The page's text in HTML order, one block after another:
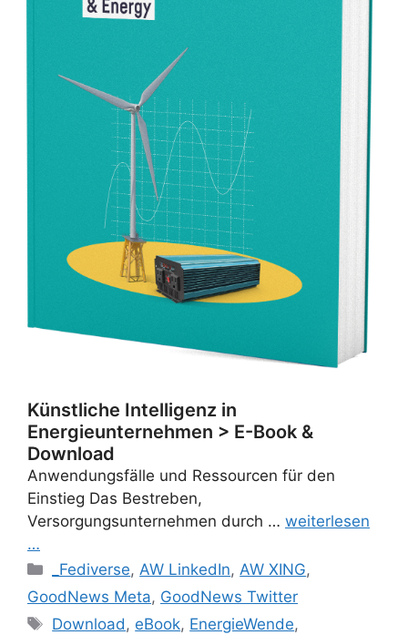
Künstliche Intelligenz in
Energieunternehmen > E-Book &
Download
Anwendungsfälle und Ressourcen für den
Einstieg Das Bestreben,
Versorgungsunternehmen durch … weiterlesen
…
Categories
_Fediverse, AW LinkedIn, AW XING,
GoodNews Meta, GoodNews Twitter
Tags
Download , eBook, EnergieWende,